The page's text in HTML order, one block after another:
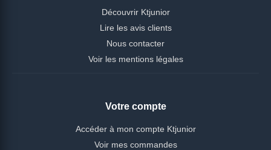
Découvrir Ktjunior
Lire les avis clients
Nous contacter
Voir les mentions légales
Votre compte
Accéder à mon compte Ktjunior
Voir mes commandes